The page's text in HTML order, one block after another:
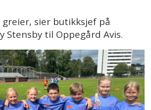
sier butikksjef på
Stensby til Oppegård Avis.